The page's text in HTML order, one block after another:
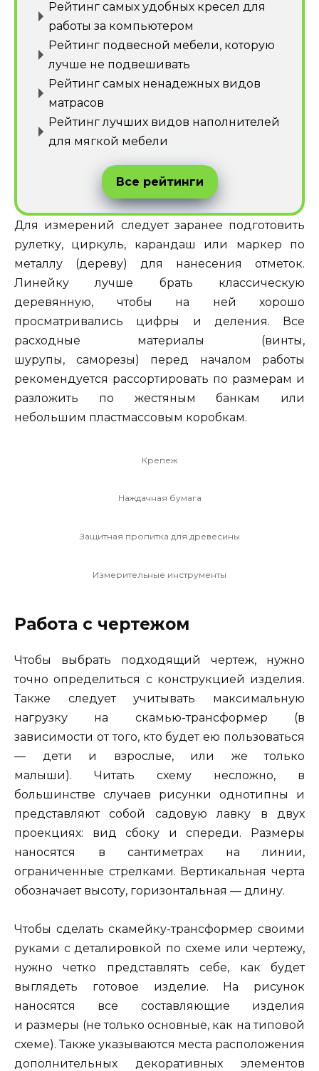
Рейтинг самых удобных кресел для
работы за компьютером
Рейтинг подвесной мебели, которую
лучше не подвешивать
Рейтинг самых ненадежных видов
матрасов
Рейтинг лучших видов наполнителей
для мягкой мебели
Все рейтинги
Для измерений следует заранее подготовить
рулетку, циркуль, карандаш или маркер по
металлу (дереву) для нанесения отметок.
Линейку лучше брать классическую
деревянную, чтобы на ней хорошо
просматривались цифры и деления. Все
расходные материалы (винты,
шурупы, саморезы) перед началом работы
рекомендуется рассортировать по размерам и
разложить по жестяным банкам или
небольшим пластмассовым коробкам.
Крепеж
Наждачная бумага
Защитная пропитка для древесины
Измерительные инструменты
Работа с чертежом
Чтобы выбрать подходящий чертеж, нужно
точно определиться с конструкцией изделия.
Также следует учитывать максимальную
нагрузку на скамью-трансформер (в
зависимости от того, кто будет ею пользоваться
— дети и взрослые, или же только
малыши). Читать схему несложно, в
большинстве случаев рисунки однотипны и
представляют собой садовую лавку в двух
проекциях: вид сбоку и спереди. Размеры
наносятся в сантиметрах на линии,
ограниченные стрелками. Вертикальная черта
обозначает высоту, горизонтальная — длину.
Чтобы сделать скамейку-трансформер своими
руками с деталировкой по схеме или чертежу,
нужно четко представлять себе, как будет
выглядеть готовое изделие. На рисунок
наносятся все составляющие изделия
и размеры (не только основные, как на типовой
схеме). Также указываются места расположения
дополнительных декоративных элементов